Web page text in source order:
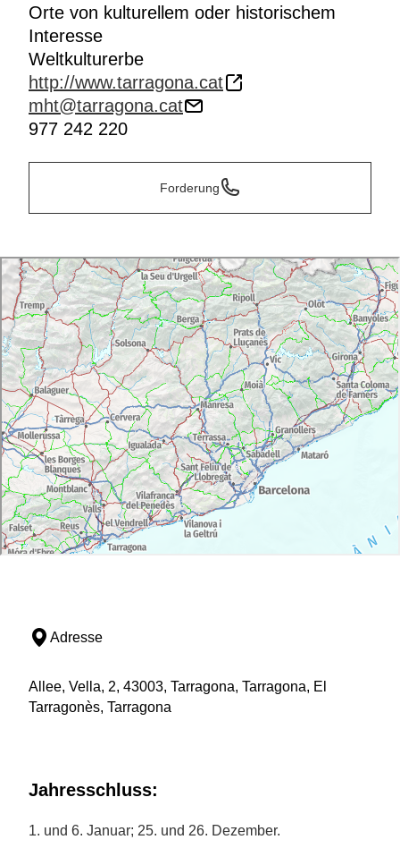
Orte von kulturellem oder historischem
Interesse
Weltkulturerbe
http://www.tarragona.cat
mht@tarragona.cat
977 242 220
Forderung
Adresse
Allee, Vella, 2, 43003, Tarragona, Tarragona, El
Tarragonès, Tarragona
Jahresschluss:
1. und 6. Januar; 25. und 26. Dezember.